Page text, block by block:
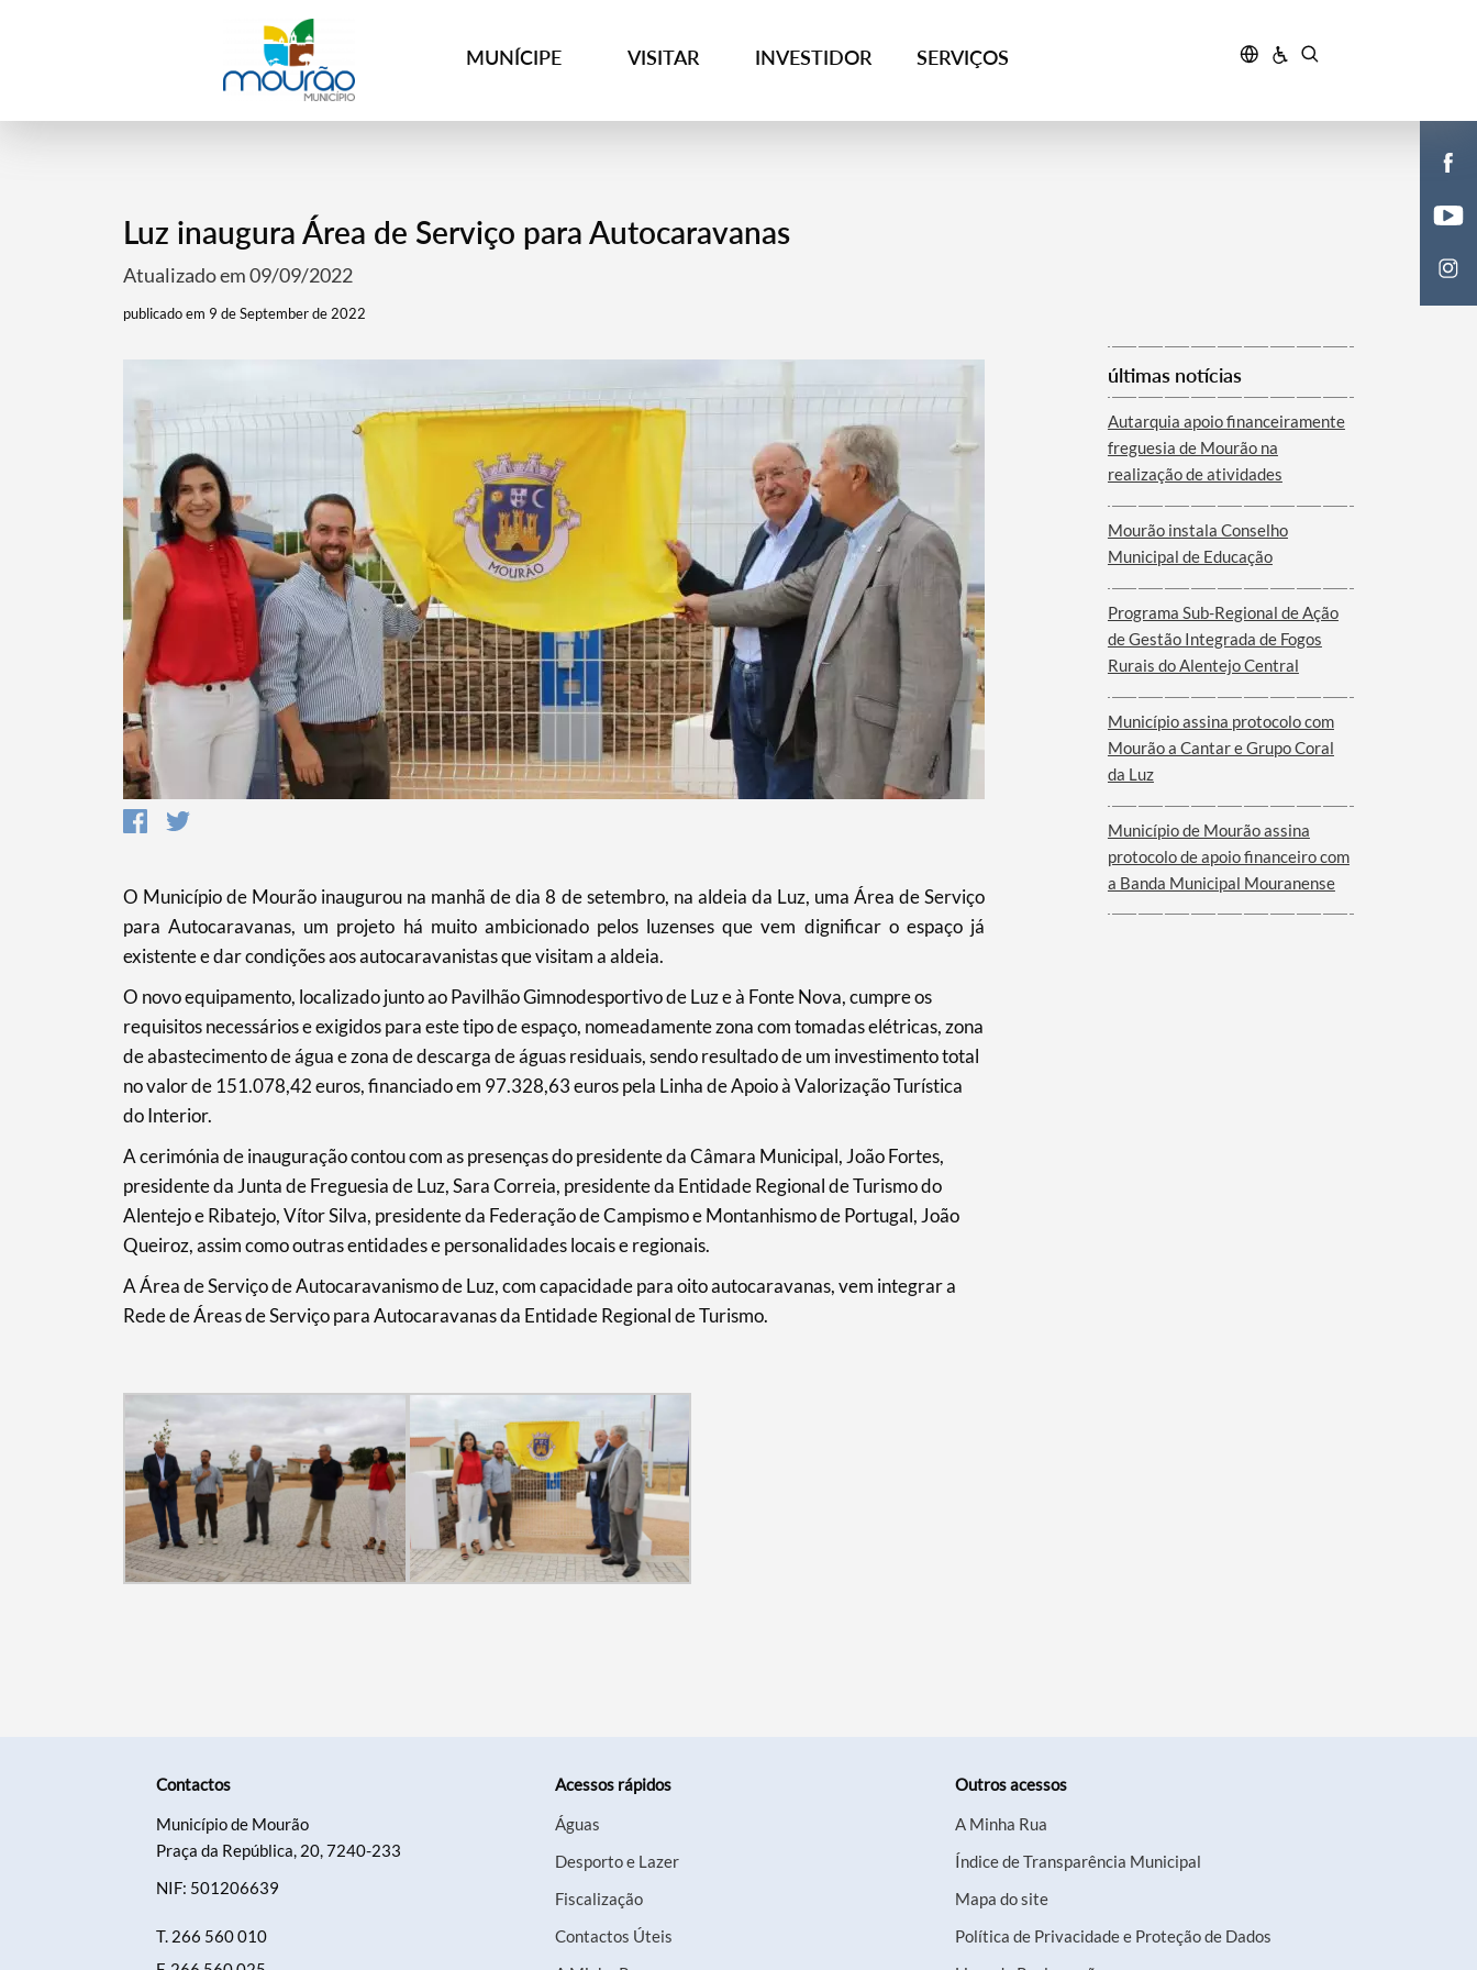
MUNÍCIPE VISITAR INVESTIDOR SERVIÇOS
Termo de Pesquisa
Categorias gerais
Filtros
Luz inaugura Área de Serviço para Autocaravanas
Atualizado em 09/09/2022
publicado em 9 de September de 2022
O Município de Mourão inaugurou na manhã de dia 8 de setembro, na aldeia da Luz, uma Área de Serviço
para Autocaravanas, um projeto há muito ambicionado pelos luzenses que vem dignificar o espaço já
existente e dar condições aos autocaravanistas que visitam a aldeia.
O novo equipamento, localizado junto ao Pavilhão Gimnodesportivo de Luz e à Fonte Nova, cumpre os
requisitos necessários e exigidos para este tipo de espaço, nomeadamente zona com tomadas elétricas, zona
de abastecimento de água e zona de descarga de águas residuais, sendo resultado de um investimento total
no valor de 151.078,42 euros, financiado em 97.328,63 euros pela Linha de Apoio à Valorização Turística
do Interior.
A cerimónia de inauguração contou com as presenças do presidente da Câmara Municipal, João Fortes,
presidente da Junta de Freguesia de Luz, Sara Correia, presidente da Entidade Regional de Turismo do
Alentejo e Ribatejo, Vítor Silva, presidente da Federação de Campismo e Montanhismo de Portugal, João
Queiroz, assim como outras entidades e personalidades locais e regionais.
A Área de Serviço de Autocaravanismo de Luz, com capacidade para oito autocaravanas, vem integrar a
Rede de Áreas de Serviço para Autocaravanas da Entidade Regional de Turismo.
últimas notícias
Autarquia apoio financeiramente
freguesia de Mourão na
realização de atividades
Mourão instala Conselho
Municipal de Educação
Programa Sub-Regional de Ação
de Gestão Integrada de Fogos
Rurais do Alentejo Central
Município assina protocolo com
Mourão a Cantar e Grupo Coral
da Luz
Município de Mourão assina
protocolo de apoio financeiro com
a Banda Municipal Mouranense
Contactos
Município de Mourão
Praça da República, 20, 7240-233
NIF: 501206639
T. 266 560 010
Acessos rápidos
Águas
Desporto e Lazer
Fiscalização
Contactos Úteis
Outros acessos
A Minha Rua
Índice de Transparência Municipal
Mapa do site
Política de Privacidade e Proteção de Dados